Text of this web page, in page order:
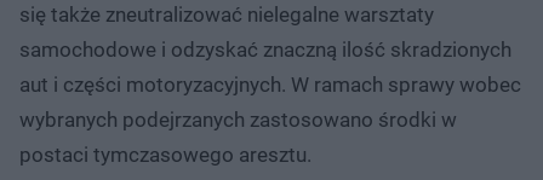
się także zneutralizować nielegalne warsztaty
samochodowe i odzyskać znaczną ilość skradzionych
aut i części motoryzacyjnych. W ramach sprawy wobec
wybranych podejrzanych zastosowano środki w
postaci tymczasowego aresztu.